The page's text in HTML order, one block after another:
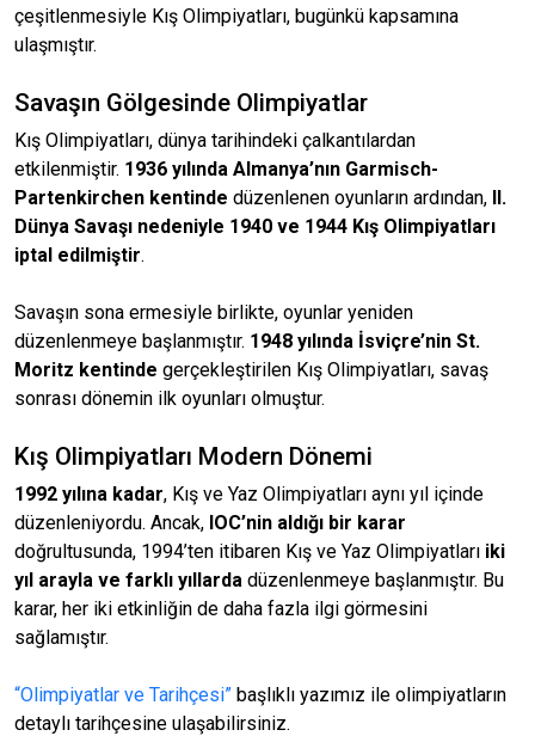
çeşitlenmesiyle Kış Olimpiyatları, bugünkü kapsamına
ulaşmıştır.
Savaşın Gölgesinde Olimpiyatlar
Kış Olimpiyatları, dünya tarihindeki çalkantılardan
etkilenmiştir. 1936 yılında Almanya’nın Garmisch-
Partenkirchen kentinde düzenlenen oyunların ardından, II.
Dünya Savaşı nedeniyle 1940 ve 1944 Kış Olimpiyatları
iptal edilmiştir.
Savaşın sona ermesiyle birlikte, oyunlar yeniden
düzenlenmeye başlanmıştır. 1948 yılında İsviçre’nin St.
Moritz kentinde gerçekleştirilen Kış Olimpiyatları, savaş
sonrası dönemin ilk oyunları olmuştur.
Kış Olimpiyatları Modern Dönemi
1992 yılına kadar, Kış ve Yaz Olimpiyatları aynı yıl içinde
düzenleniyordu. Ancak, IOC’nin aldığı bir karar
doğrultusunda, 1994’ten itibaren Kış ve Yaz Olimpiyatları iki
yıl arayla ve farklı yıllarda düzenlenmeye başlanmıştır. Bu
karar, her iki etkinliğin de daha fazla ilgi görmesini
sağlamıştır.
“Olimpiyatlar ve Tarihçesi” başlıklı yazımız ile olimpiyatların
detaylı tarihçesine ulaşabilirsiniz.